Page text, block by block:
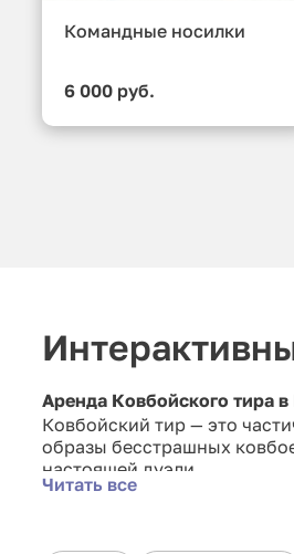
Командные носилки
6 000 руб.
Аренда Ковбойского тира
Ковбойский тир — это
образы бесстрашных
настоящей дуэли.
Читать все